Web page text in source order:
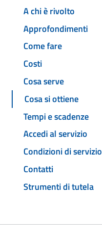
A chi è rivolto
Approfondimenti
Come fare
Costi
Cosa serve
Cosa si ottiene
Tempi e scadenze
Accedi al servizio
Condizioni di servizio
Contatti
Strumenti di tutela